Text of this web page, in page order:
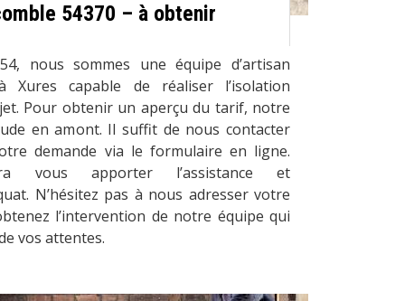
54370 – à obtenir
nous sommes une équipe d’artisan
Xures capable de réaliser l’isolation
Pour obtenir un aperçu du tarif, notre
en amont. Il suffit de nous contacter
demande via le formulaire en ligne.
vous apporter l’assistance et
N’hésitez pas à nous adresser votre
l’intervention de notre équipe qui
vos attentes.